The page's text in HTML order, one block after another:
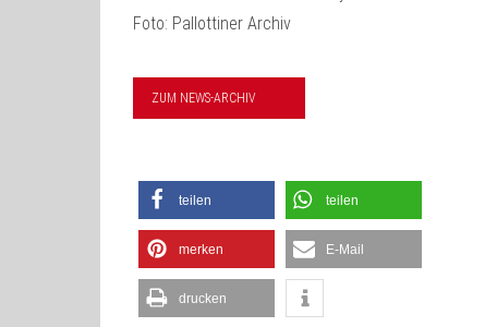
ZUM NEWS-ARCHIV
teilen teilen
merken E-Mail
drucken